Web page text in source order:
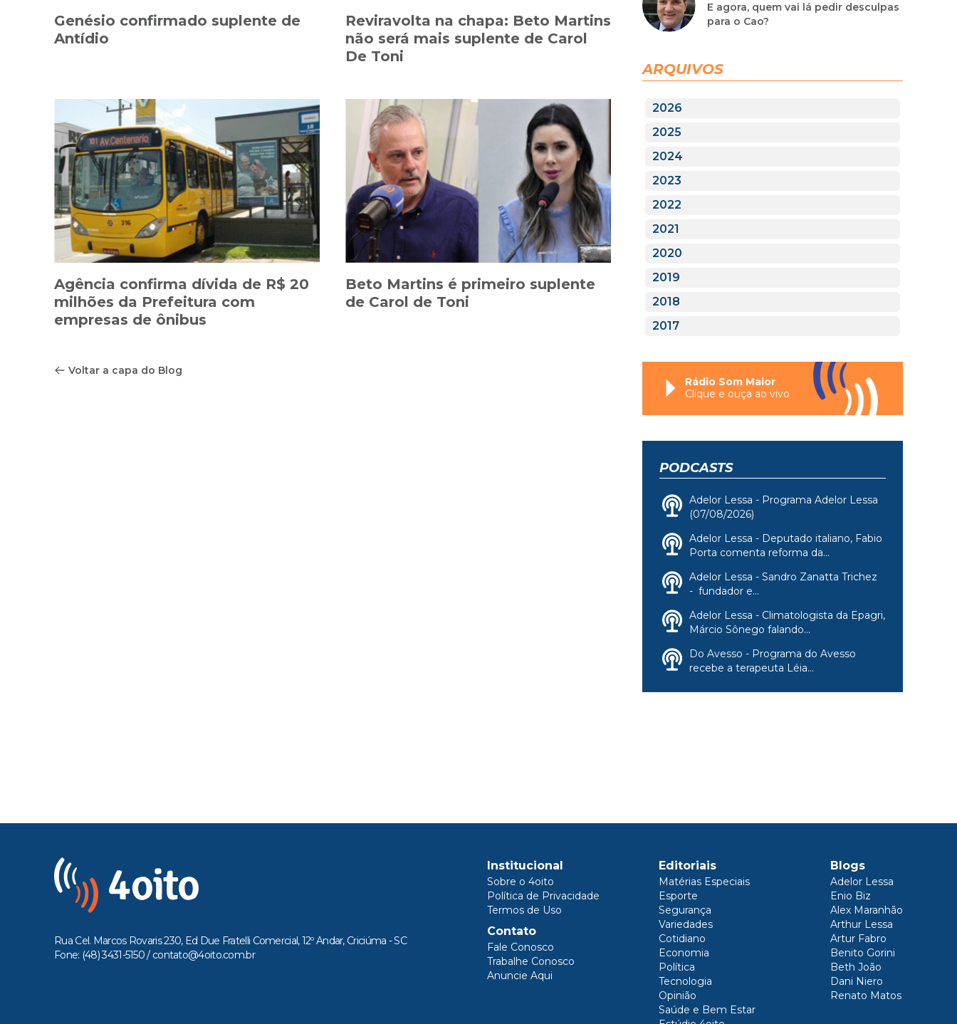
Genésio confirmado suplente de
Antídio
Reviravolta na chapa: Beto Martins
não será mais suplente de Carol
De Toni
Agência confirma dívida de R$ 20
milhões da Prefeitura com
empresas de ônibus
Beto Martins é primeiro suplente
de Carol de Toni
Voltar a capa do Blog
E agora, quem vai lá pedir desculpas
para o Cao?
ARQUIVOS
2026
2025
2024
2023
2022
2021
2020
2019
2018
2017
Rádio Som Maior
Clique e ouça ao vivo
PODCASTS
Adelor Lessa - Programa Adelor Lessa
(07/08/2026)
Adelor Lessa - Deputado italiano, Fabio
Porta comenta reforma da...
Adelor Lessa - Sandro Zanatta Trichez
- fundador e...
Adelor Lessa - Climatologista da Epagri,
Márcio Sônego falando...
Do Avesso - Programa do Avesso
recebe a terapeuta Léia...
Rua Cel. Marcos Rovaris 230, Ed Due Fratelli Comercial, 12º Andar, Criciúma - SC
Fone: (48) 3431-5150 / contato@4oito.com.br
Institucional
Sobre o 4oito
Política de Privacidade
Termos de Uso
Contato
Fale Conosco
Trabalhe Conosco
Anuncie Aqui
Editoriais
Matérias Especiais
Esporte
Segurança
Variedades
Cotidiano
Economia
Política
Tecnologia
Opinião
Saúde e Bem Estar
Blogs
Adelor Lessa
Enio Biz
Alex Maranhão
Arthur Lessa
Artur Fabro
Benito Gorini
Beth João
Dani Niero
Renato Matos